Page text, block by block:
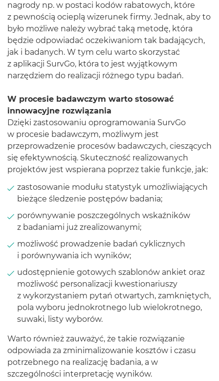
nagrody np. w postaci kodów rabatowych, które
z pewnością ocieplą wizerunek firmy. Jednak, aby to
było możliwe należy wybrać taką metodę, która
będzie odpowiadać oczekiwaniom tak badających,
jak i badanych. W tym celu warto skorzystać
z aplikacji SurvGo, która to jest wyjątkowym
narzędziem do realizacji różnego typu badań.
W procesie badawczym warto stosować
innowacyjne rozwiązania
Dzięki zastosowaniu oprogramowania SurvGo
w procesie badawczym, możliwym jest
przeprowadzenie procesów badawczych, cieszących
się efektywnością. Skuteczność realizowanych
projektów jest wspierana poprzez takie funkcje, jak:
zastosowanie modułu statystyk umożliwiających
bieżące śledzenie postępów badania;
porównywanie poszczególnych wskaźników
z badaniami już zrealizowanymi;
możliwość prowadzenie badań cyklicznych
i porównywania ich wyników;
udostępnienie gotowych szablonów ankiet oraz
możliwość personalizacji kwestionariuszy
z wykorzystaniem pytań otwartych, zamkniętych,
pola wyboru jednokrotnego lub wielokrotnego,
suwaki, listy wyborów.
Warto również zauważyć, że takie rozwiązanie
odpowiada za zminimalizowanie kosztów i czasu
potrzebnego na realizację badania, a w
szczególności interpretację wyników.